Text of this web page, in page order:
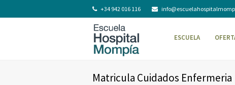
+34 942 016 116
ESCUELA
Matricula Cuidados Enfermeria